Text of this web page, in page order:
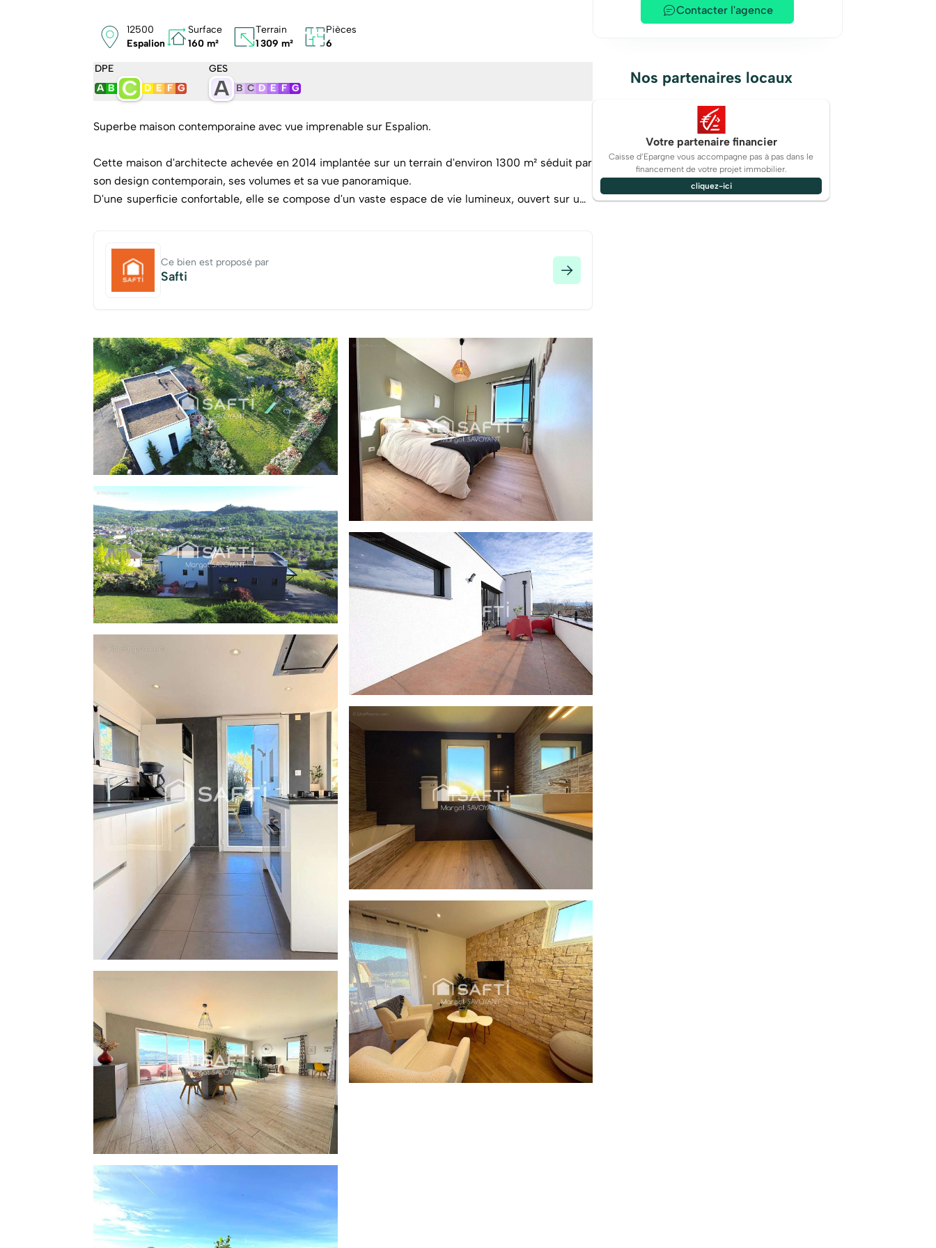
12500
Espalion
Surface
160 m²
Terrain
1 309 m²
Pièces
6
DPE
A B C D E F G
GES
A B C D E F G
Superbe maison contemporaine avec vue imprenable sur Espalion.
Cette maison d'architecte achevée en 2014 implantée sur un terrain d'environ 1300 m² séduit par
son design contemporain, ses volumes et sa vue panoramique.
D'une superficie confortable, elle se compose d'un vaste espace de vie lumineux, ouvert sur une
avec dressing.
Coté extérieur : retrouvez trois terrasses aux expositions multiples pour profiter de chaque
instant de la journée.
accueillir amis, famille, ou servir d'espace professionnel; tout en communiquant avec le reste de la
maison pour plus de flexibilité.
Prestations qualitatives avec :
- menuiseries aluminium.
- volets électriques.
- cuisine entièrement équipée.
- climatisation réversible.
- chauffage au sol par système hydraulique alimenté par une chaudière électrique.
- insert à bois.
- deux chauffe-eau pouvant alimenter indépendamment la partie 'studio' et la partie principale.
Ne tardez pas à venir visiter ce bien d'exception !
Les informations sur les risques auxquels ce bien est exposé sont disponibles sur le site
Géorisques : www.georisques.gouv.fr
Prix de vente : 385 000 ¤
Honoraires charge vendeur
Contactez votre conseiller SAFTI : Margot SAVOYANT, Tél. : [Coordonnées masquées], E-mail :
[Coordonnées masquées] - EI - Agent commercial immatriculé au RSAC de Rodez sous le numéro
905106837.Informations LOI ALUR : Honoraires charge vendeur. (gedeon_26118_32907875)
Ce bien est proposé par
Safti
Contacter l'agence
Nos partenaires locaux
Votre partenaire financier
Caisse d’Epargne vous accompagne pas à pas dans le
financement de votre projet immobilier.
cliquez-ici